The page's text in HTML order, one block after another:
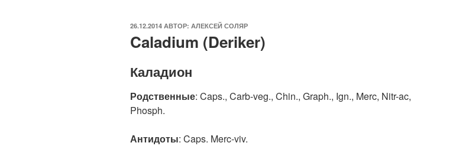
ОПУБЛИКОВАНО
26.12.2014 АВТОР: АЛЕКСЕЙ СОЛЯР
Caladium (Deriker)
Каладион
Родственные: Caps., Carb-veg., Chin., Graph., Ign., Merc, Nitr-ac,
Phosph.
Антидоты: Caps. Merc-viv.